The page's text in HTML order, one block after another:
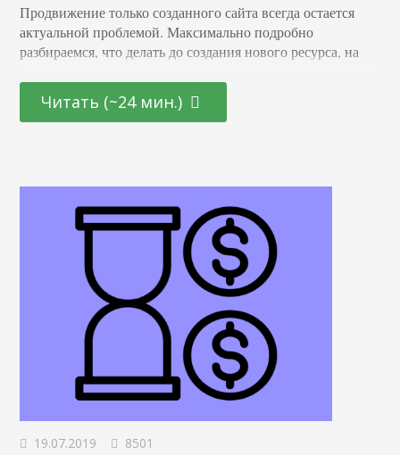
Продвижение только созданного сайта всегда остается
актуальной проблемой. Максимально подробно
разбираемся, что делать до создания нового ресурса, на
как он выложен на домен. Что стоит сделать еще до
создания сайта Есть поговорка: «Начинать воспитывать
Читать (~24 мин.)
19.07.2019 8501